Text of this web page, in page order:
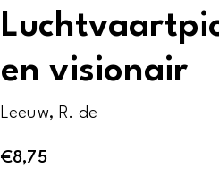
en visionair
Leeuw, R. de
€8,75